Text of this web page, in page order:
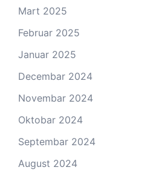
Mart 2025
Februar 2025
Januar 2025
Decembar 2024
Novembar 2024
Oktobar 2024
Septembar 2024
August 2024